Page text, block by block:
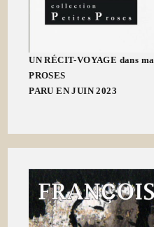
UN RÉCIT-VOYAGE dans
PROSES
PARU EN JUIN 2023